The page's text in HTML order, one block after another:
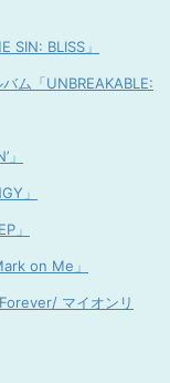
SIN: BLISS」
ム「UNBREAKABLE:
」
」
on Me」
マイオンリ